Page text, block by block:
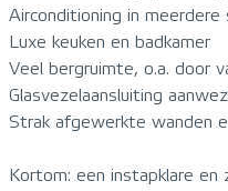
Airconditioning in meerdere
Luxe keuken en badkamer
Veel bergruimte, o.a. door
Glasvezelaansluiting
Strak afgewerkte wanden
Kortom: een instapklare